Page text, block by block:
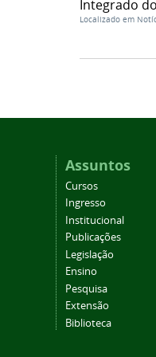
Integrado
Localizado em
Assuntos
Cursos
Ingresso
Institucional
Publicações
Legislação
Ensino
Pesquisa
Extensão
Biblioteca